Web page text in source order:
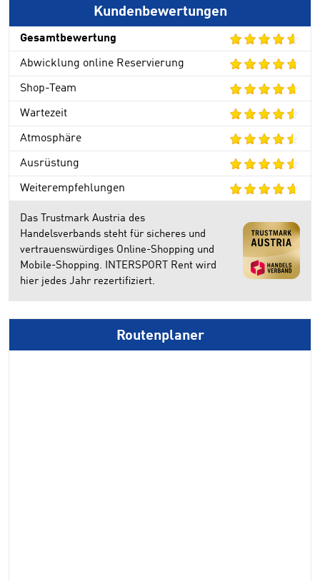
Kundenbewertungen
Gesamtbewertung
Abwicklung online Reservierung
Shop-Team
Wartezeit
Atmosphäre
Ausrüstung
Weiterempfehlungen
Das Trustmark Austria des
Handelsverbands steht für sicheres und
vertrauenswürdiges Online-Shopping und
Mobile-Shopping. INTERSPORT Rent wird
hier jedes Jahr rezertifiziert.
Routenplaner